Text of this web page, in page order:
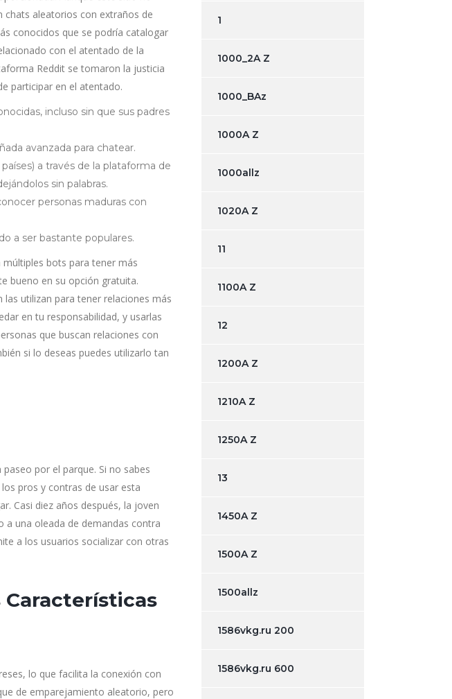
aleatorios con extraños de
conocidos que se podría catalogar
con el atentado de la
Reddit se tomaron la justicia
participar en el atentado.
incluso sin que sus padres
avanzada para chatear.
a través de la plataforma de
sin palabras.
personas maduras con
a ser bastante populares.
bots para tener más
bueno en su opción gratuita.
utilizan para tener relaciones más
en tu responsabilidad, y usarlas
que buscan relaciones con
si lo deseas puedes utilizarlo tan
por el parque. Si no sabes
pros y contras de usar esta
Casi diez años después, la joven
a una oleada de demandas contra
a los usuarios socializar con otras
Características
lo que facilita la conexión con
de emparejamiento aleatorio, pero
1
1000_2A Z
1000_BAz
1000A Z
1000allz
1020A Z
11
1100A Z
12
1200A Z
1210A Z
1250A Z
13
1450A Z
1500A Z
1500allz
1586vkg.ru 200
1586vkg.ru 600